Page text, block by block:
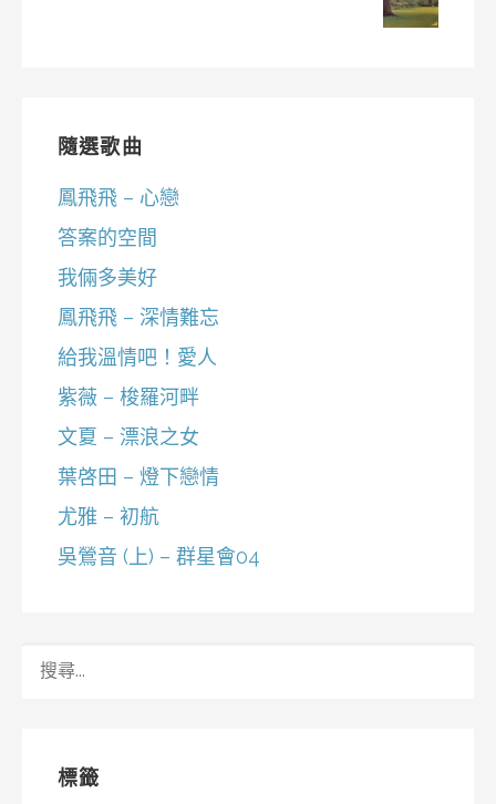
隨選歌曲
鳳飛飛 – 心戀
答案的空間
我倆多美好
鳳飛飛 – 深情難忘
給我溫情吧！愛人
紫薇 – 梭羅河畔
文夏 – 漂浪之女
葉啓田 – 燈下戀情
尤雅 – 初航
吳鶯音 (上) – 群星會04
標籤